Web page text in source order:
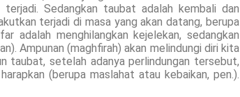
Sedangkan taubat adalah kembali dan
terjadi di masa yang akan datang, berupa
adalah menghilangkan kejelekan, sedangkan
Ampunan (maghfirah) akan melindungi diri kita
taubat, setelah adanya perlindungan tersebut,
(berupa maslahat atau kebaikan, pen.).